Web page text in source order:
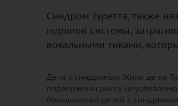
Синдром Туретта, также
нервной системы,
вокальными тиками,
Дети с синдромом Жиля де ла
подвержены риску
большинство детей с